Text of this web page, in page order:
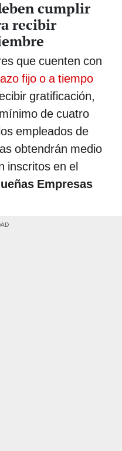
cumplir
recibir
que cuenten con
fijo o a tiempo
gratificación,
de cuatro
empleados de
obtendrán medio
inscritos en el
Empresas